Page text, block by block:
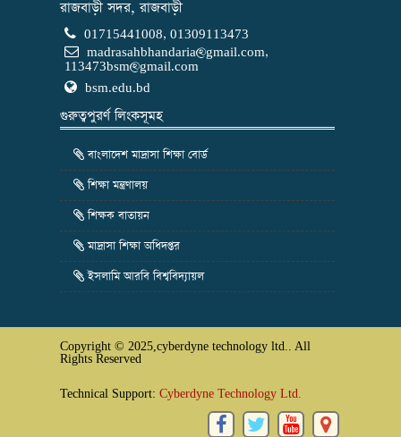
রাজবাড়ী সদর, রাজবাড়ী
01715441008, 01309113473
madrasahbhandaria@gmail.com,
113473bsm@gmail.com
bsm.edu.bd
গুরুত্বপুরর্ণ লিংকসূমহ
বাংলাদেশ মাদ্রাসা শিক্ষা বোর্ড
শিক্ষা মন্ত্রণালয়
শিক্ষক বাতায়ন
মাদ্রাসা শিক্ষা অধিদপ্তর
ইসলামি আরবি বিশ্ববিদ্যায়ল
Copyright © 2025,cyberdyne technology ltd.. All
Rights Reserved
Technical Support: Cyberdyne Technology Ltd.